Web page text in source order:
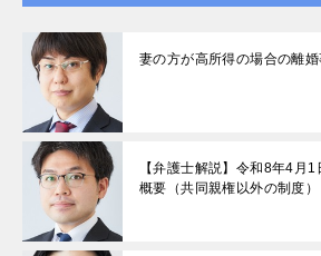
妻の方が高所得の場合の離
【弁護士解説】令和8年4月
概要（共同親権以外の制度）